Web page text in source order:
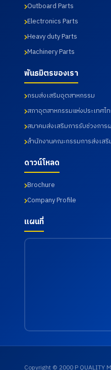
Outboard Parts
Electronics Parts
Heavy duty Parts
Machinery Parts
พันธมิตรของเรา
กรมส่งเสริมอุตสาหกรรม
สภาอุตสาหกรรมแห่งประเทศไ
สมาคมส่งเสริมการรับช่วงการ
สำนักงานคณะกรรมการส่งเส
ดาวน์โหลด
Brochure
Company Profile
แผนที่
Copyright © 2000 P QUALITY